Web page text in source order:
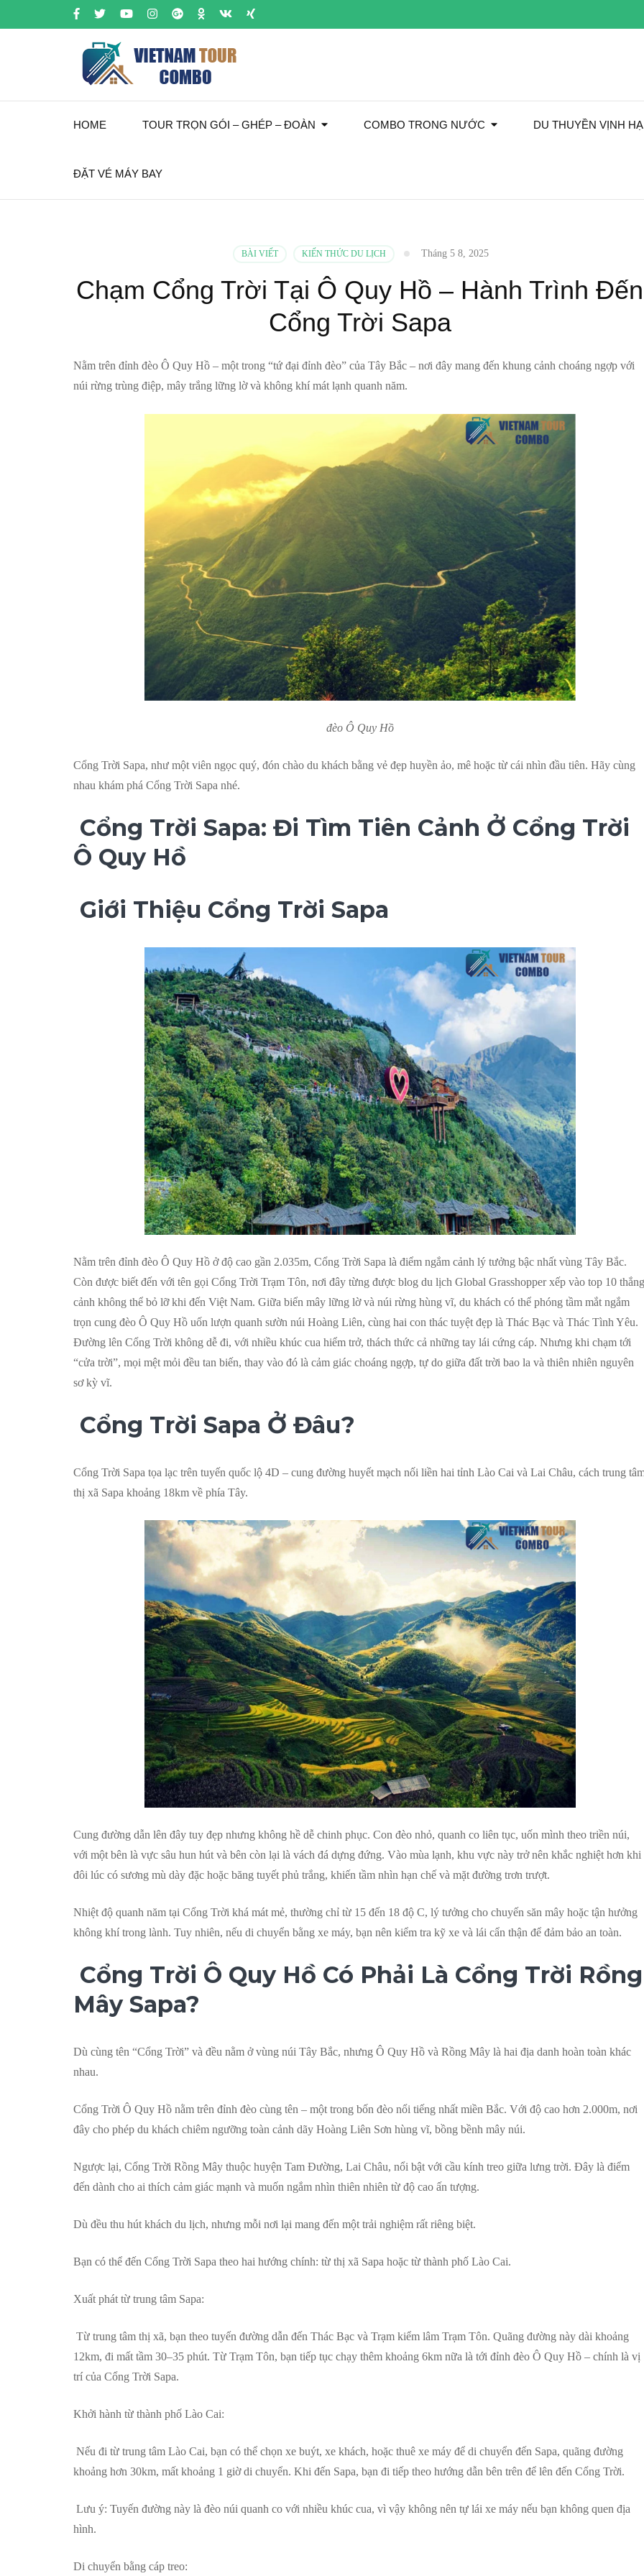
HOME TOUR TRỌN GÓI – GHÉP – ĐOÀN COMBO TRONG NƯỚC DU THUYỀN VỊNH
ĐẶT VÉ MÁY BAY
BÀI VIẾT KIẾN THỨC DU LỊCH Tháng 5 8, 2025
Chạm Cổng Trời Tại Ô Quy Hồ – Hành Trình Đến
Cổng Trời Sapa
Nằm trên đỉnh đèo Ô Quy Hồ – một trong “tứ đại đỉnh đèo” của Tây Bắc – nơi đây mang đến khung cảnh choáng ngợp với
núi rừng trùng điệp, mây trắng lững lờ và không khí mát lạnh quanh năm.
đèo Ô Quy Hồ
Cổng Trời Sapa, như một viên ngọc quý, đón chào du khách bằng vẻ đẹp huyền ảo, mê hoặc từ cái nhìn đầu tiên. Hãy cùng
nhau khám phá Cổng Trời Sapa nhé.
Cổng Trời Sapa: Đi Tìm Tiên Cảnh Ở Cổng Trời
Ô Quy Hồ
Giới Thiệu Cổng Trời Sapa
Nằm trên đỉnh đèo Ô Quy Hồ ở độ cao gần 2.035m, Cổng Trời Sapa là điểm ngắm cảnh lý tưởng bậc nhất vùng Tây Bắc.
Còn được biết đến với tên gọi Cổng Trời Trạm Tôn, nơi đây từng được blog du lịch Global Grasshopper xếp vào top 10 thắng
cảnh không thể bỏ lỡ khi đến Việt Nam. Giữa biển mây lững lờ và núi rừng hùng vĩ, du khách có thể phóng tầm mắt ngắm
trọn cung đèo Ô Quy Hồ uốn lượn quanh sườn núi Hoàng Liên, cùng hai con thác tuyệt đẹp là Thác Bạc và Thác Tình Yêu.
Đường lên Cổng Trời không dễ đi, với nhiều khúc cua hiểm trở, thách thức cả những tay lái cứng cáp. Nhưng khi chạm tới
“cửa trời”, mọi mệt mỏi đều tan biến, thay vào đó là cảm giác choáng ngợp, tự do giữa đất trời bao la và thiên nhiên nguyên
sơ kỳ vĩ.
Cổng Trời Sapa Ở Đâu?
Cổng Trời Sapa tọa lạc trên tuyến quốc lộ 4D – cung đường huyết mạch nối liền hai tỉnh Lào Cai và Lai Châu, cách trung
thị xã Sapa khoảng 18km về phía Tây.
Cung đường dẫn lên đây tuy đẹp nhưng không hề dễ chinh phục. Con đèo nhỏ, quanh co liên tục, uốn mình theo triền núi,
với một bên là vực sâu hun hút và bên còn lại là vách đá dựng đứng. Vào mùa lạnh, khu vực này trở nên khắc nghiệt hơn khi
đôi lúc có sương mù dày đặc hoặc băng tuyết phủ trắng, khiến tầm nhìn hạn chế và mặt đường trơn trượt.
Nhiệt độ quanh năm tại Cổng Trời khá mát mẻ, thường chỉ từ 15 đến 18 độ C, lý tưởng cho chuyến săn mây hoặc tận hưởng
không khí trong lành. Tuy nhiên, nếu di chuyển bằng xe máy, bạn nên kiểm tra kỹ xe và lái cẩn thận để đảm bảo an toàn.
Cổng Trời Ô Quy Hồ Có Phải Là Cổng Trời Rồng
Mây Sapa?
Dù cùng tên “Cổng Trời” và đều nằm ở vùng núi Tây Bắc, nhưng Ô Quy Hồ và Rồng Mây là hai địa danh hoàn toàn khác
nhau.
Cổng Trời Ô Quy Hồ nằm trên đỉnh đèo cùng tên – một trong bốn đèo nổi tiếng nhất miền Bắc. Với độ cao hơn 2.000m, nơi
đây cho phép du khách chiêm ngưỡng toàn cảnh dãy Hoàng Liên Sơn hùng vĩ, bồng bềnh mây núi.
Ngược lại, Cổng Trời Rồng Mây thuộc huyện Tam Đường, Lai Châu, nổi bật với cầu kính treo giữa lưng trời. Đây là điểm
đến dành cho ai thích cảm giác mạnh và muốn ngắm nhìn thiên nhiên từ độ cao ấn tượng.
Dù đều thu hút khách du lịch, nhưng mỗi nơi lại mang đến một trải nghiệm rất riêng biệt.
Bạn có thể đến Cổng Trời Sapa theo hai hướng chính: từ thị xã Sapa hoặc từ thành phố Lào Cai.
Xuất phát từ trung tâm Sapa:
Từ trung tâm thị xã, bạn theo tuyến đường dẫn đến Thác Bạc và Trạm kiểm lâm Trạm Tôn. Quãng đường này dài khoảng
12km, đi mất tầm 30–35 phút. Từ Trạm Tôn, bạn tiếp tục chạy thêm khoảng 6km nữa là tới đỉnh đèo Ô Quy Hồ – chính là vị
trí của Cổng Trời Sapa.
Khởi hành từ thành phố Lào Cai:
Nếu đi từ trung tâm Lào Cai, bạn có thể chọn xe buýt, xe khách, hoặc thuê xe máy để di chuyển đến Sapa, quãng đường
khoảng hơn 30km, mất khoảng 1 giờ di chuyển. Khi đến Sapa, bạn đi tiếp theo hướng dẫn bên trên để lên đến Cổng Trời.
Lưu ý: Tuyến đường này là đèo núi quanh co với nhiều khúc cua, vì vậy không nên tự lái xe máy nếu bạn không quen địa
hình.
Di chuyển bằng cáp treo: